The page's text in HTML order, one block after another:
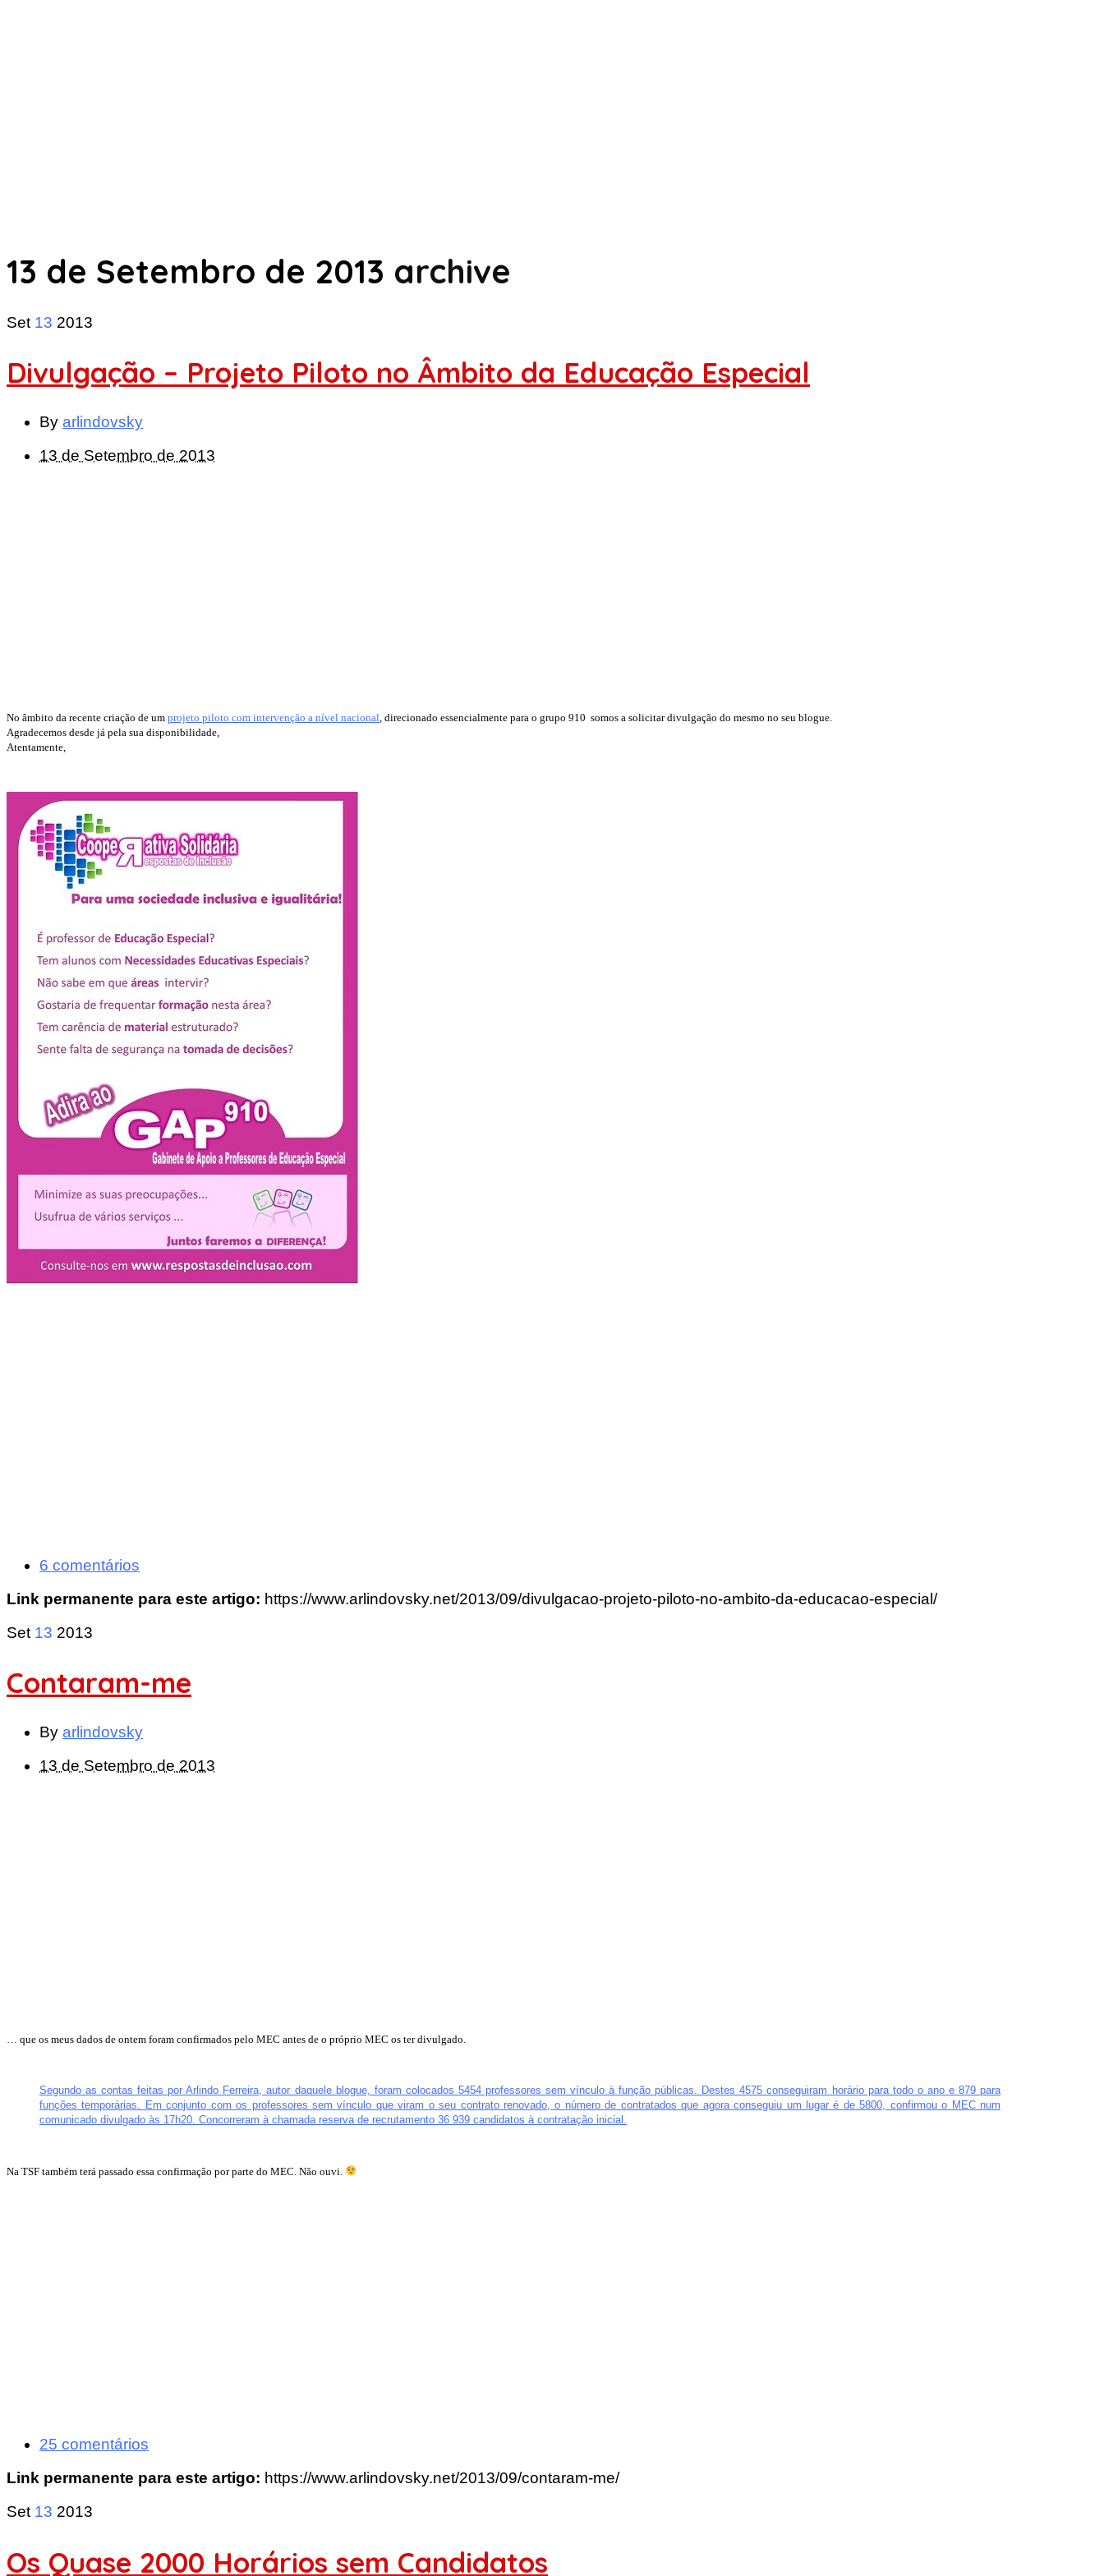
13 de Setembro de 2013 archive
Set 13 2013
Divulgação – Projeto Piloto no Âmbito da Educação Especial
By arlindovsky
13 de Setembro de 2013
No âmbito da recente criação de um projeto piloto com intervenção a nível nacional, direcionado essencialmente para o grupo 910 somos a solicitar divulgação do mesmo no seu blogue.
Agradecemos desde já pela sua disponibilidade,
Atentamente,
6 comentários
Link permanente para este artigo: https://www.arlindovsky.net/2013/09/divulgacao-projeto-piloto-no-ambito-da-educacao-especial/
Set 13 2013
Contaram-me
By arlindovsky
13 de Setembro de 2013
… que os meus dados de ontem foram confirmados pelo MEC antes de o próprio MEC os ter divulgado.
Segundo as contas feitas por Arlindo Ferreira, autor daquele blogue, foram colocados 5454 professores sem vínculo à função públicas. Destes 4575 conseguiram horário para todo o ano e 879 para
funções temporárias. Em conjunto com os professores sem vínculo que viram o seu contrato renovado, o número de contratados que agora conseguiu um lugar é de 5800, confirmou o MEC num
comunicado divulgado às 17h20. Concorreram à chamada reserva de recrutamento 36 939 candidatos à contratação inicial.
Na TSF também terá passado essa confirmação por parte do MEC. Não ouvi.
25 comentários
Link permanente para este artigo: https://www.arlindovsky.net/2013/09/contaram-me/
Set 13 2013
Os Quase 2000 Horários sem Candidatos